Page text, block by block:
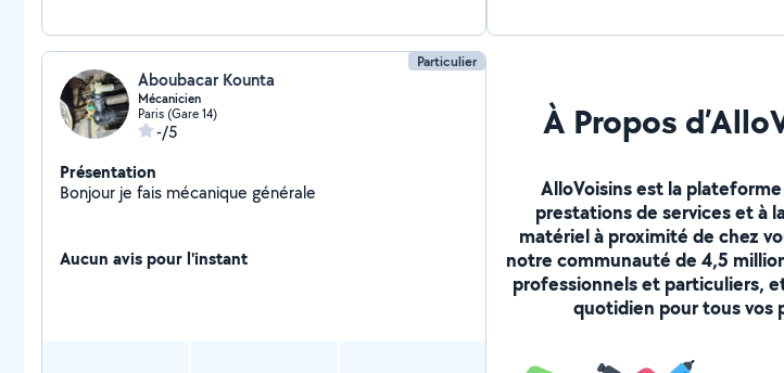
Particulier
Aboubacar Kounta
Mécanicien
Paris (Gare 14)
-/5
Présentation
Bonjour je fais mécanique générale
Aucun avis pour l'instant
À Propos
AlloVoisins est la
prestations de services et à
matériel à proximité de chez
notre communauté de 4,5
professionnels et particuliers,
quotidien pour tous vos